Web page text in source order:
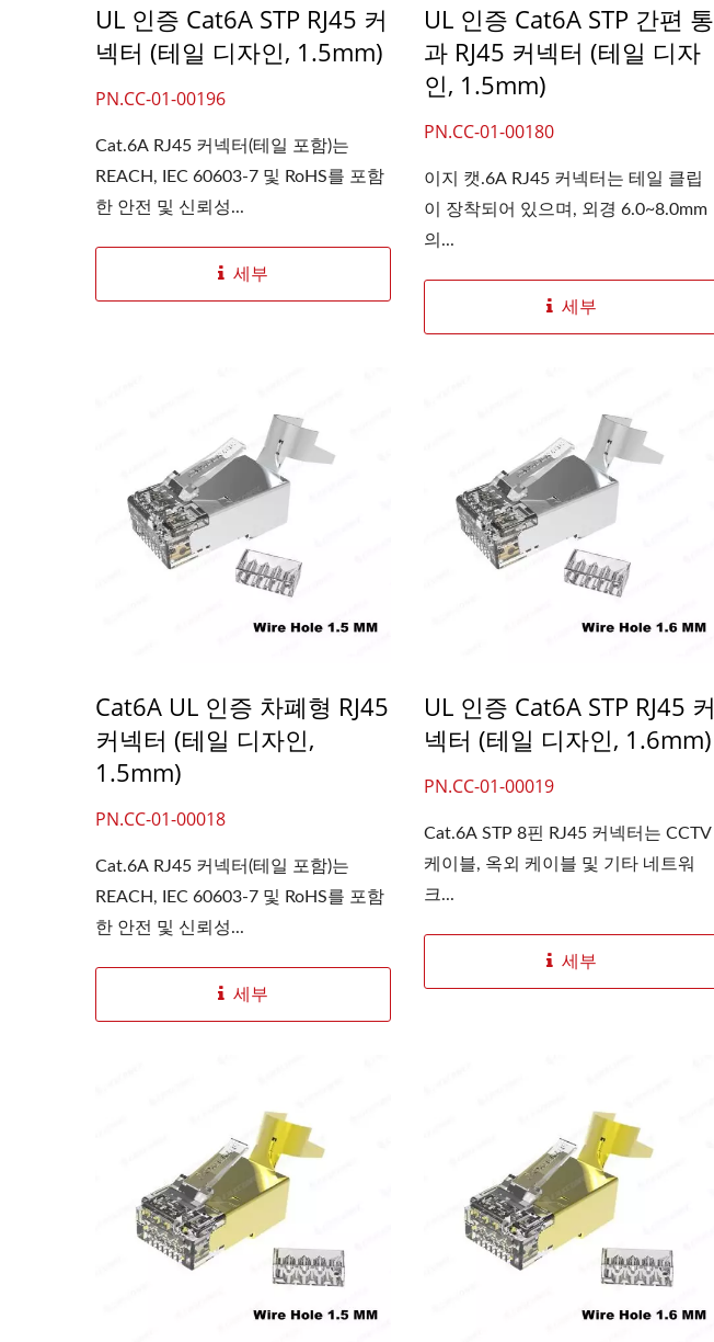
UL 인증 Cat6A STP RJ45 커
넥터 (테일 디자인, 1.5mm)
PN.CC-01-00196
Cat.6A RJ45 커넥터(테일 포함)는
REACH, IEC 60603-7 및 RoHS를 포함
한 안전 및 신뢰성...
세부
UL 인증 Cat6A STP 간편 통
과 RJ45 커넥터 (테일 디자
인, 1.5mm)
PN.CC-01-00180
이지 캣.6A RJ45 커넥터는 테일 클립
이 장착되어 있으며, 외경 6.0~8.0mm
의...
세부
Cat6A UL 인증 차폐형 RJ45
커넥터 (테일 디자인,
1.5mm)
PN.CC-01-00018
Cat.6A RJ45 커넥터(테일 포함)는
REACH, IEC 60603-7 및 RoHS를 포함
한 안전 및 신뢰성...
세부
UL 인증 Cat6A STP RJ45 커
넥터 (테일 디자인, 1.6mm)
PN.CC-01-00019
Cat.6A STP 8핀 RJ45 커넥터는 CCTV
케이블, 옥외 케이블 및 기타 네트워
크...
세부